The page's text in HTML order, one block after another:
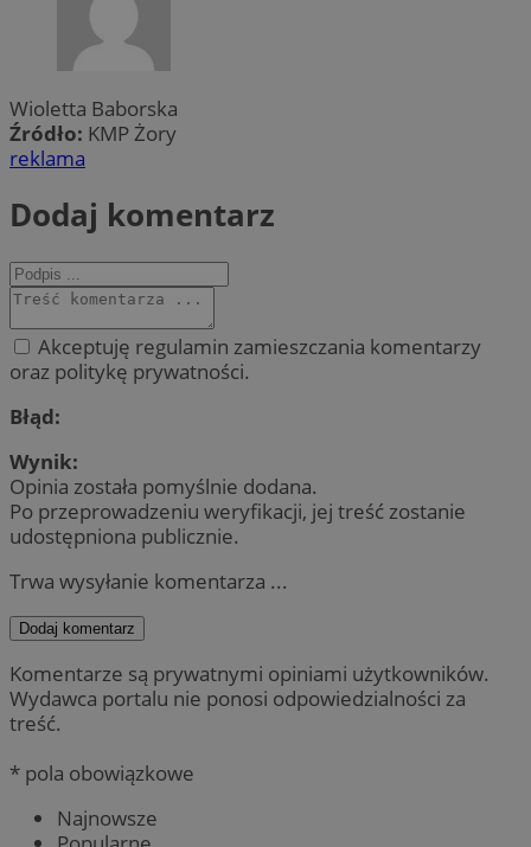
Wioletta Baborska
Źródło: KMP Żory
reklama
Dodaj komentarz
Akceptuję regulamin zamieszczania komentarzy
oraz politykę prywatności.
Błąd:
Wynik:
Opinia została pomyślnie dodana.
Po przeprowadzeniu weryfikacji, jej treść zostanie
udostępniona publicznie.
Trwa wysyłanie komentarza ...
Dodaj komentarz
Komentarze są prywatnymi opiniami użytkowników.
Wydawca portalu nie ponosi odpowiedzialności za
treść.
* pola obowiązkowe
Najnowsze